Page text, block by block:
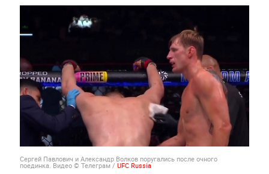
Сергей Павлович и Александр Волков поругались после очного
поединка. Видео © Телеграм / UFC Russia